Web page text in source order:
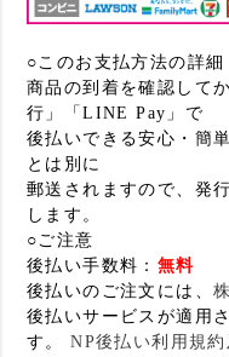
○このお支払方法の詳細
商品の到着を確認して
行」「LINE Pay」で
後払いできる安心・簡
とは別に
郵送されますので、発
します。
○ご注意
後払い手数料： 無料
後払いのご注文には、
後払いサービスが適用
す。NP後払い利用規